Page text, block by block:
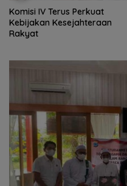
Komisi IV Terus Perkuat
Kebijakan Kesejahteraan
Rakyat